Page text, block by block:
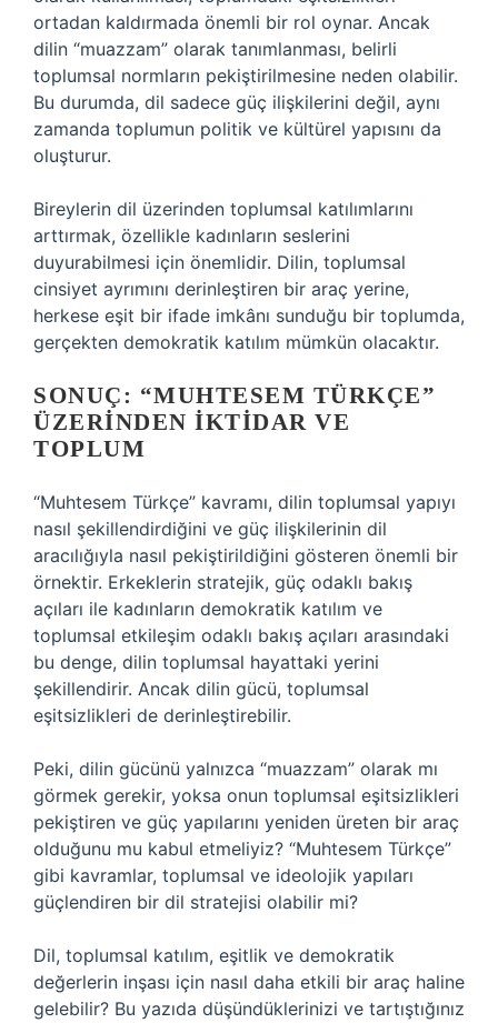
ortadan kaldırmada önemli bir rol oynar. Ancak
dilin “muazzam” olarak tanımlanması, belirli
toplumsal normların pekiştirilmesine neden olabilir.
Bu durumda, dil sadece güç ilişkilerini değil, aynı
zamanda toplumun politik ve kültürel yapısını da
oluşturur.
Bireylerin dil üzerinden toplumsal katılımlarını
arttırmak, özellikle kadınların seslerini
duyurabilmesi için önemlidir. Dilin, toplumsal
cinsiyet ayrımını derinleştiren bir araç yerine,
herkese eşit bir ifade imkânı sunduğu bir toplumda,
gerçekten demokratik katılım mümkün olacaktır.
SONUÇ: “MUHTESEM TÜRKÇE”
ÜZERINDEN İKTIDAR VE
TOPLUM
“Muhtesem Türkçe” kavramı, dilin toplumsal yapıyı
nasıl şekillendirdiğini ve güç ilişkilerinin dil
aracılığıyla nasıl pekiştirildiğini gösteren önemli bir
örnektir. Erkeklerin stratejik, güç odaklı bakış
açıları ile kadınların demokratik katılım ve
toplumsal etkileşim odaklı bakış açıları arasındaki
bu denge, dilin toplumsal hayattaki yerini
şekillendirir. Ancak dilin gücü, toplumsal
eşitsizlikleri de derinleştirebilir.
Peki, dilin gücünü yalnızca “muazzam” olarak mı
görmek gerekir, yoksa onun toplumsal eşitsizlikleri
pekiştiren ve güç yapılarını yeniden üreten bir araç
olduğunu mu kabul etmeliyiz? “Muhtesem Türkçe”
gibi kavramlar, toplumsal ve ideolojik yapıları
güçlendiren bir dil stratejisi olabilir mi?
Dil, toplumsal katılım, eşitlik ve demokratik
değerlerin inşası için nasıl daha etkili bir araç haline
gelebilir? Bu yazıda düşündüklerinizi ve tartıştığınız